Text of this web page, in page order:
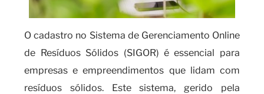
O cadastro no Sistema de Gerenciamento Online
de Resíduos Sólidos (SIGOR) é essencial para
empresas e empreendimentos que lidam com
resíduos sólidos. Este sistema, gerido pela